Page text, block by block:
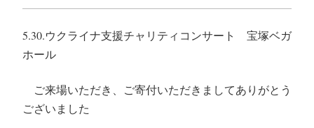
5.30.ウクライナ支援チャリティコンサート 宝塚ベガ
ホール
ご来場いただき、ご寄付いただきましてありがとう
ございました